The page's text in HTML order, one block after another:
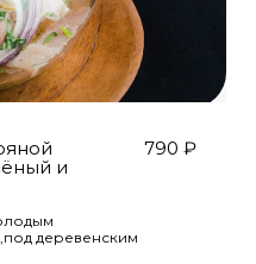
и
790 ₽
деревенским